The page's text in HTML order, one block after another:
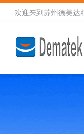
欢迎来到 苏州德美达